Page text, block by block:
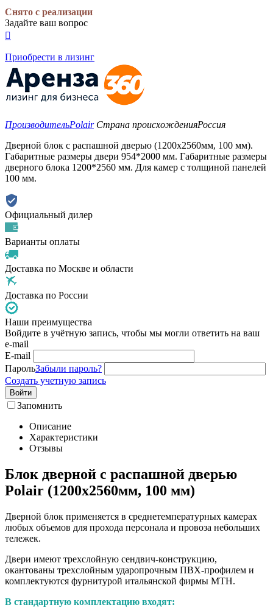
Снято с реализации
Задайте ваш вопрос

Приобрести в лизинг
ПроизводительPolair Страна происхожденияРоссия
Дверной блок с распашной дверью (1200х2560мм, 100 мм).
Габаритные размеры двери 954*2000 мм. Габаритные размеры
дверного блока 1200*2560 мм. Для камер с толщиной панелей
100 мм.
Официальный дилер
Варианты оплаты
Доставка по Москве и области
Доставка по России
Наши преимущества
Войдите в учётную запись, чтобы мы могли ответить на ваш
e-mail
E-mail
ПарольЗабыли пароль?
Создать учетную запись
Войти
Запомнить
Описание
Характеристики
Отзывы
Блок дверной с распашной дверью
Polair (1200х2560мм, 100 мм)
Дверной блок применяется в среднетемпературных камерах
любых объемов для прохода персонала и провоза небольших
тележек.
Двери имеют трехслойную сендвич-конструкцию,
окантованы трехслойным ударопрочным ПВХ-профилем и
комплектуются фурнитурой итальянской фирмы МТН.
В стандартную комплектацию входят: